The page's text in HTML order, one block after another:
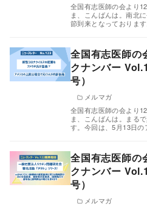
全国有志医師の会より
ま、こんばんは。南北
節到来となっておりま
全国有志医師の
クナンバー
号）
メルマガ
全国有志医師の会より
ま、こんばんは。まる
す。今回は、5月13日
全国有志医師の
クナンバー
号）
メルマガ